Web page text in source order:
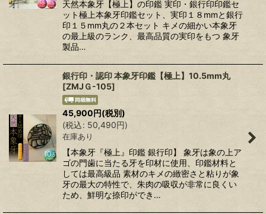
天然本象牙【極上】の印鑑 実印・銀行印印鑑セ
ット極上本象牙印鑑セット、実印１８mmと銀行
印１５mm丸の２本セット キメの細かい本象牙
の最上級のランク、最高品質の実印をもつ 象牙
製品…
銀行印・認印 本象牙印鑑【極上】10.5mm丸
[ZMJＧ-105]
45,900円(税別)
(税込: 50,490円)
在庫あり
【本象牙『極上』印鑑 銀行印】 象牙は象の上ア
ゴの門歯に当たる牙を印材に使用、印鑑材料と
しては最高級品 素材のキメの緻密さと粘りが象
牙の最大の特性で、朱肉の吸収が非常に良くい
ため、鮮明な捺印ができ…